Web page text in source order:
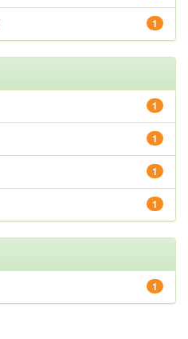
1
1
1
1
1
1